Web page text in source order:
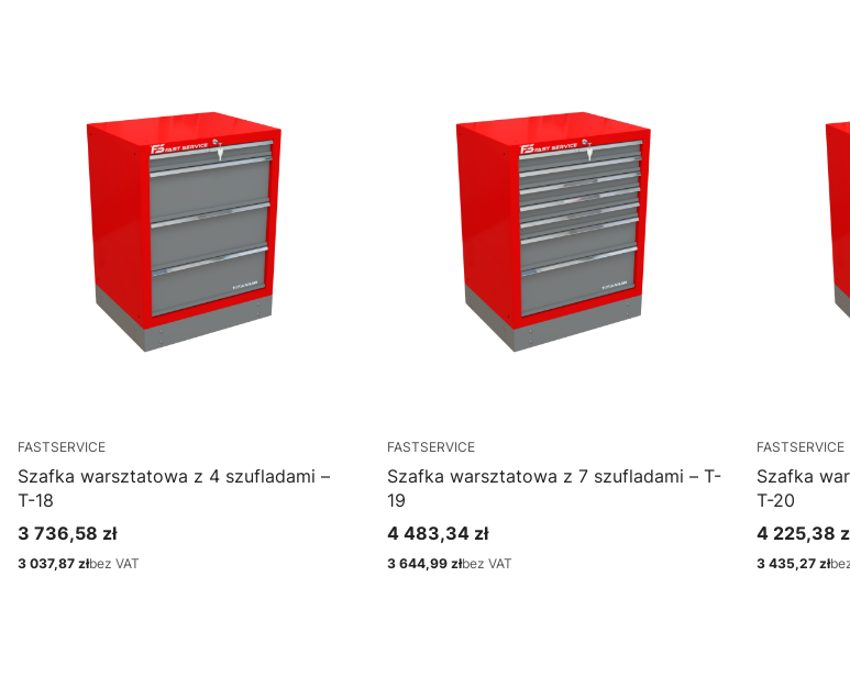
FASTSERVICE
Szafka warsztatowa z 4 szufladami –
T-18
Cena
3 736,58 zł
Cena
3 037,87 złbez VAT
FASTSERVICE
Szafka warsztatowa z 7 szufladami – T-
19
Cena
4 483,34 zł
Cena
3 644,99 złbez VAT
FASTSERVICE
Szafka
T-20
Cena
4 225,38
Cena
3 435,27 zł